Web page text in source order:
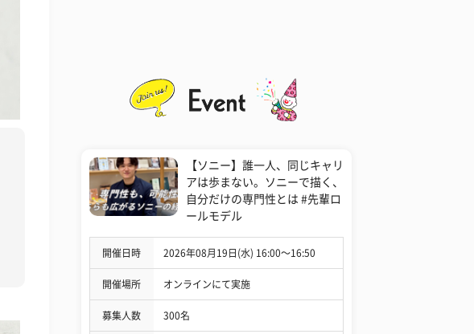
【ソニー】誰一人、同じキャリ
アは歩まない。ソニーで描く、
自分だけの専門性とは #先輩ロ
ールモデル
開催日時 2026年08月19日(水) 16:00〜16:50
開催場所 オンラインにて実施
募集人数 300名